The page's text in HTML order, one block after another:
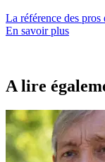
La référence des pros
En savoir plus
A lire